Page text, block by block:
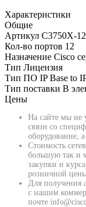
Характеристики
Общие
Артикул C3750X-
Кол-во портов 12
Назначение Cisco
Тип Лицензия
Тип ПО IP Base to
Тип поставки В
Цены
На сайте мы не
связи со
оборудование,
Стоимость
большую так и
закупки и
розничной
Для получения
с нашим
почте